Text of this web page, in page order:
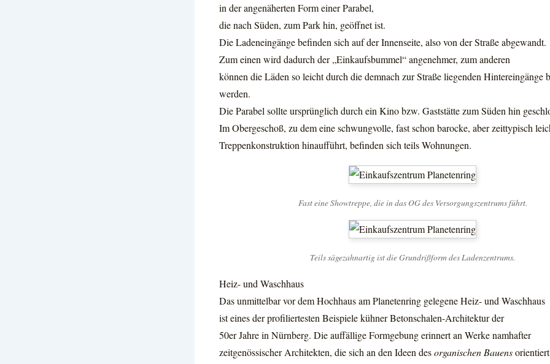
in der angenäherten Form einer Parabel,
die nach Süden, zum Park hin, geöffnet ist.
Die Ladeneingänge befinden sich auf der Innenseite, also von der Straße abgewandt.
Zum einen wird dadurch der „Einkaufsbummel“ angenehmer, zum anderen
können die Läden so leicht durch die demnach zur Straße liegenden Hintereingänge
werden.
Die Parabel sollte ursprünglich durch ein Kino bzw. Gaststätte zum Süden hin
Im Obergeschoß, zu dem eine schwungvolle, fast schon barocke, aber zeittypisch
Treppenkonstruktion hinaufführt, befinden sich teils Wohnungen.
Fast eine Showtreppe, die in das OG des Versorgungszentrums führt.
Teils sägezahnartig ist die Grundrißform des Ladenzentrums.
Heiz- und Waschhaus
Das unmittelbar vor dem Hochhaus am Planetenring gelegene Heiz- und Waschhaus
ist eines der profiliertesten Beispiele kühner Betonschalen-Architektur der
50er Jahre in Nürnberg. Die auffällige Formgebung erinnert an Werke namhafter
zeitgenössischer Architekten, die sich an den Ideen desorganischen Bauensorientiert